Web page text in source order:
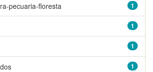
1
pecuaria-floresta
1
1
1